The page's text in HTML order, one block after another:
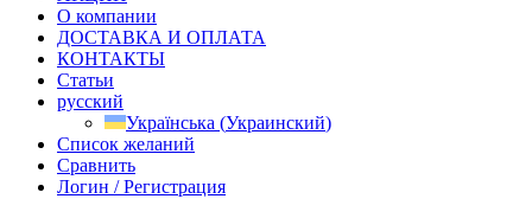
О компании
ДОСТАВКА И ОПЛАТА
КОНТАКТЫ
Статьи
русский
Українська (Украинский)
Список желаний
Сравнить
Логин / Регистрация